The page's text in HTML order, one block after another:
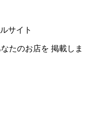
サイト
たのお店を 掲載しま